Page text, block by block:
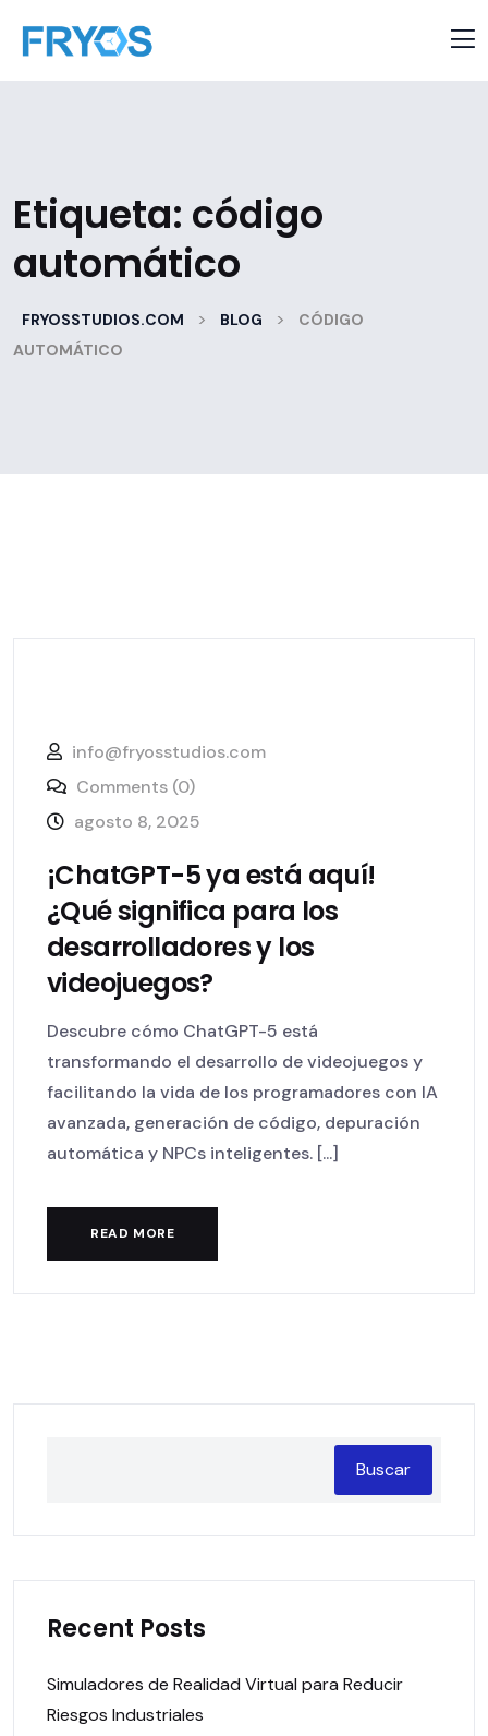
Etiqueta: código
automático
FRYOSSTUDIOS.COM > BLOG >
CÓDIGO
AUTOMÁTICO
info@fryosstudios.com
Comments (0)
agosto 8, 2025
¡ChatGPT-5 ya está aquí!
¿Qué significa para los
desarrolladores y los
videojuegos?
Descubre cómo ChatGPT-5 está
transformando el desarrollo de videojuegos y
facilitando la vida de los programadores con IA
avanzada, generación de código, depuración
automática y NPCs inteligentes. [...]
READ MORE
Buscar
Recent Posts
Simuladores de Realidad Virtual para Reducir
Riesgos Industriales